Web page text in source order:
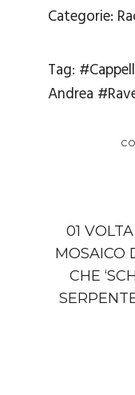
Categorie:
Tag:
Andrea
01
MOSAICO
CHE